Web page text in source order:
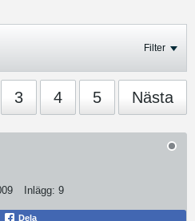
Filter
3 4 5 Nästa
Inlägg: 9
Dela